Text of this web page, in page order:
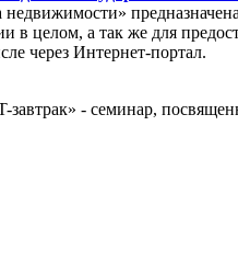
целом, а так же для
через Интернет-портал.
завтрак» - семинар,